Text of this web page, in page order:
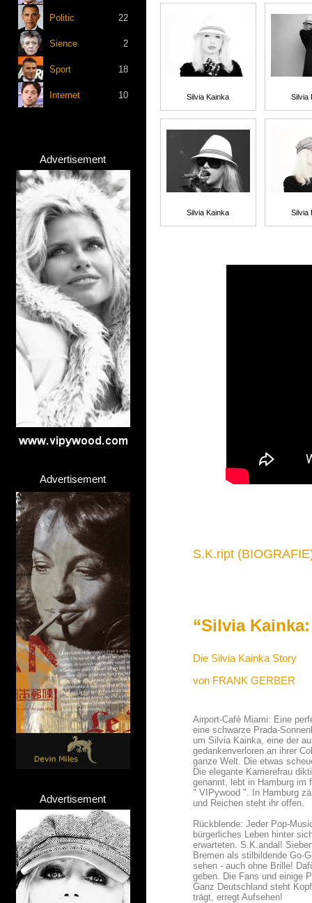
Politic 22
Sience 2
Sport 18
Internet 10
Advertisement
Advertisement
Advertisement
Silvia Kainka Silvia
Silvia Kainka Silvia
S.K.ript
“Silvia
Die Silvia Kainka Story
von FRANK GERBER
Airport-Cafè Miami: Eine
eine schwarze Prada-
um Silvia Kainka, eine der
gedankenverloren an ihrer
ganze Welt. Die etwas
Die elegante Karrierefrau
genannt, lebt in Hamburg im
" VIPywood ". In Hamburg
und Reichen steht ihr offen.
Rückblende: Jeder Pop-
bürgerliches Leben hinter
erwarteten. S.K.andal!
Bremen als stilbildende Go-
sehen - auch ohne Brille!
geben. Die Fans und einige
Ganz Deutschland steht
trägt, erregt Aufsehen!